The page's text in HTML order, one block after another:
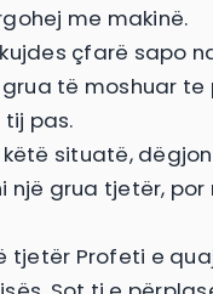
me makinë.
çfarë sapo
të moshuar
pas.
situatë,
një grua tjetër, por
tjetër Profeti e